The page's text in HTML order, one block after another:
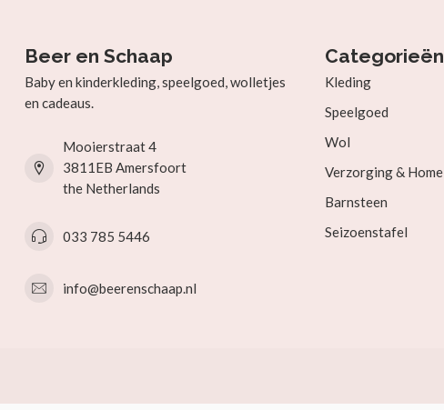
Beer en Schaap
Baby en kinderkleding, speelgoed, wolletjes
en cadeaus.
Mooierstraat 4
3811EB Amersfoort
the Netherlands
033 785 5446
info@beerenschaap.nl
Categorieën
Kleding
Speelgoed
Wol
Verzorging & Home
Barnsteen
Seizoenstafel